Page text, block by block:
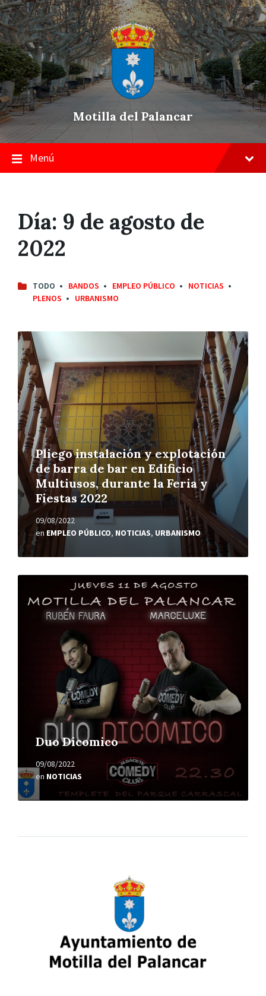
Skip
to
content
Saltar
a
la
navegación
principal
Saltar
a
pie
de
página
Motilla del Palancar
Menú
Día: 9 de agosto de
2022
TODO BANDOS EMPLEO PÚBLICO
NOTICIAS
PLENOS
URBANISMO
Pliego instalación y explotación
de barra de bar en Edificio
Multiusos, durante la Feria y
Fiestas 2022
09/08/2022
en EMPLEO PÚBLICO, NOTICIAS, URBANISMO
Leer
más
Duo Dicomico
09/08/2022
en NOTICIAS
Leer